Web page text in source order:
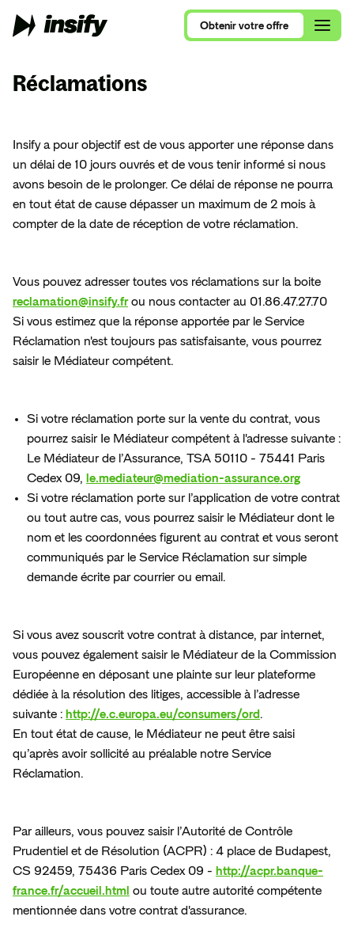
Contactez nos équipes
Alimentation et Restauration
Ameublement et Maison
Art, Culture et Évènements
Conseil et Services
Santé et Parapharmacie
Services de proximité
Transport et Logistique
Vous ne trouvez pas votre activité ?
Assurance Multirisque Professionnelle
RC Pro et Exploitation
Protection Juridique Professionnelle
Nos assurances pour consultants
Nos assurances pour nouvel entrepreneur
Comparatif RC Pro 2026 : Quel assureur
choisir pour votre entreprise ?
ComparatifRC Pro
Se lancer en 2026
Comparatif RC Pro 2026
VTC, le guide complet
activité.
Ensavoir plus
Ensavoirplus
Espace presse
Obtenir votre offre
Réclamations
Insify a pour objectif est de vous apporter une réponse dans
un délai de 10 jours ouvrés et de vous tenir informé si nous
avons besoin de le prolonger. Ce délai de réponse ne pourra
en tout état de cause dépasser un maximum de 2 mois à
compter de la date de réception de votre réclamation.
reclamation@insify.fr ou nous contacter au 01.86.47.27.70
Si vous estimez que la réponse apportée par le Service
Réclamation n'est toujours pas satisfaisante, vous pourrez
saisir le Médiateur compétent.
Si votre réclamation porte sur la vente du contrat, vous
pourrez saisir Ie Médiateur compétent à l'adresse suivante :
Le Médiateur de l’Assurance, TSA 50110 - 75441 Paris
Cedex 09, le.mediateur@mediation-assurance.org
Si votre réclamation porte sur l’application de votre contrat
ou tout autre cas, vous pourrez saisir le Médiateur dont le
nom et les coordonnées figurent au contrat et vous seront
communiqués par le Service Réclamation sur simple
demande écrite par courrier ou email.
Si vous avez souscrit votre contrat à distance, par internet,
vous pouvez également saisir le Médiateur de la Commission
Européenne en déposant une plainte sur leur plateforme
dédiée à la résolution des litiges, accessible à l’adresse
suivante : http://e.c.europa.eu/consumers/ord.
En tout état de cause, le Médiateur ne peut être saisi
qu’après avoir sollicité au préalable notre Service
Réclamation.
Par ailleurs, vous pouvez saisir l’Autorité de Contrôle
Prudentiel et de Résolution (ACPR) : 4 place de Budapest,
CS 92459, 75436 Paris Cedex 09 - http://acpr.banque-
france.fr/accueil.html ou toute autre autorité compétente
mentionnée dans votre contrat d'assurance.